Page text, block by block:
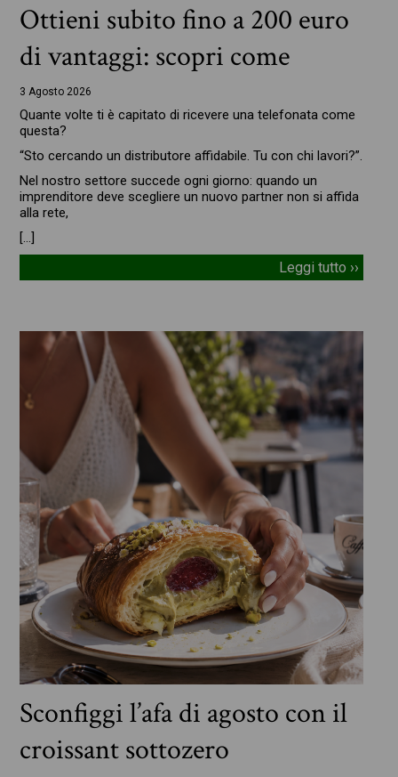
Ottieni subito fino a 200 euro
di vantaggi: scopri come
3 Agosto 2026
Quante volte ti è capitato di ricevere una telefonata come
questa?
“Sto cercando un distributore affidabile. Tu con chi lavori?”.
Nel nostro settore succede ogni giorno: quando un
imprenditore deve scegliere un nuovo partner non si affida
alla rete,
[…]
Leggi tutto ››
Sconfiggi l’afa di agosto con il
croissant sottozero